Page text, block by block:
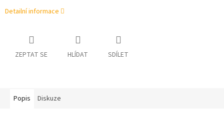
Detailní informace
ZEPTAT SE HLÍDAT SDÍLET
Popis Diskuze